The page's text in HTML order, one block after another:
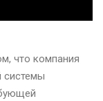
что компания
системы